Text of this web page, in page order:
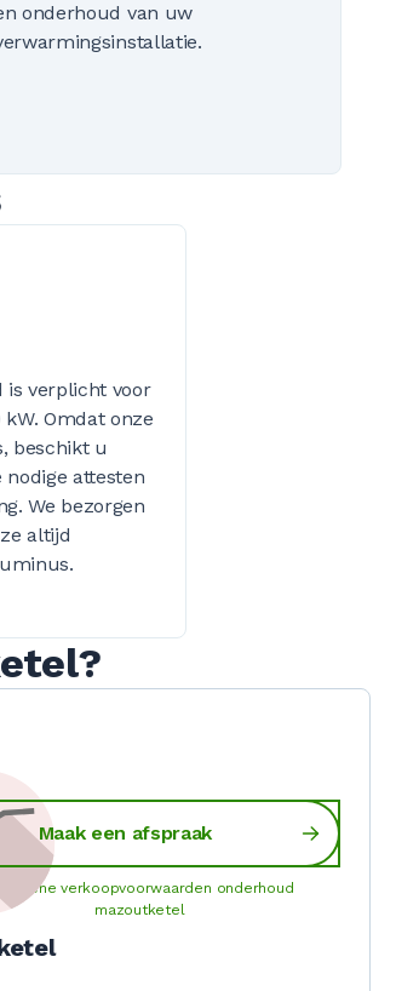
onderhoud van uw
is verplicht voor
Omdat onze
beschikt u
attesten
We bezorgen
altijd
Maak een afspraak
verkoopvoorwaarden onderhoud
mazoutketel